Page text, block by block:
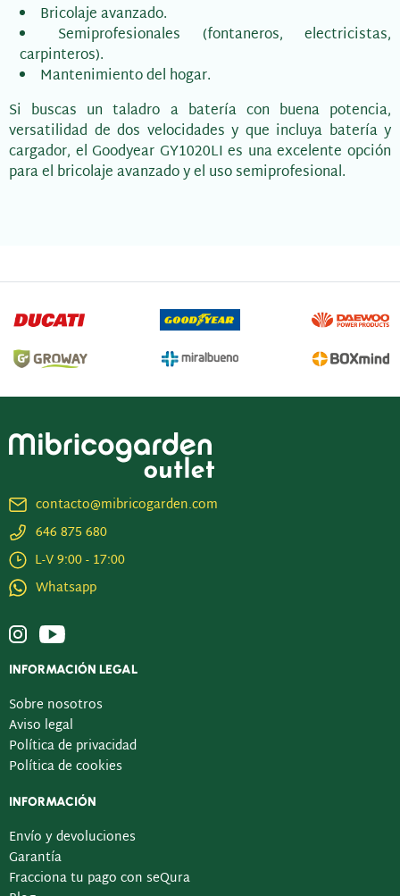
Bricolaje avanzado.
Semiprofesionales (fontaneros, electricistas,
carpinteros).
Mantenimiento del hogar.
Si buscas un taladro a batería con buena potencia,
versatilidad de dos velocidades y que incluya batería y
cargador, el Goodyear GY1020LI es una excelente opción
para el bricolaje avanzado y el uso semiprofesional.
contacto@mibricogarden.com
646 875 680
L-V 9:00 - 17:00
Whatsapp
INFORMACIÓN LEGAL
Sobre nosotros
Aviso legal
Política de privacidad
Política de cookies
INFORMACIÓN
Envío y devoluciones
Garantía
Fracciona tu pago con seQura